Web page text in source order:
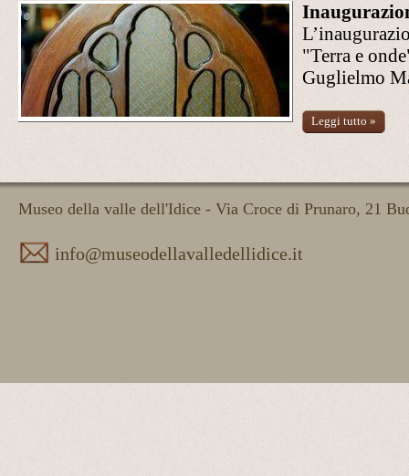
"Terra e
Guglielmo
Leggi tutto »
Museo della valle dell'Idice - Via Croce di Prunaro, 21
info@museodellavalledellidice.it